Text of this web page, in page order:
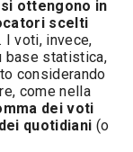
ottengono in
scelti
. I voti, invece,
base statistica,
considerando
come nella
dei voti
quotidiani (o